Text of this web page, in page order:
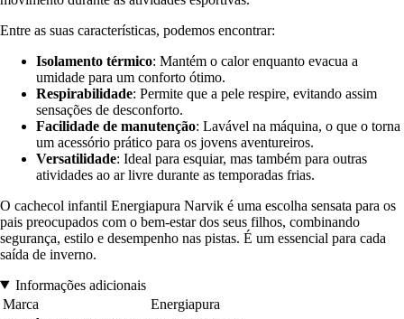
Entre as suas características, podemos encontrar:
Isolamento térmico: Mantém o calor enquanto evacua a
umidade para um conforto ótimo.
Respirabilidade: Permite que a pele respire, evitando assim
sensações de desconforto.
Facilidade de manutenção: Lavável na máquina, o que o torna
um acessório prático para os jovens aventureiros.
Versatilidade: Ideal para esquiar, mas também para outras
atividades ao ar livre durante as temporadas frias.
O cachecol infantil Energiapura Narvik é uma escolha sensata para os
pais preocupados com o bem-estar dos seus filhos, combinando
segurança, estilo e desempenho nas pistas. É um essencial para cada
saída de inverno.
Informações adicionais
Marca
Energiapura